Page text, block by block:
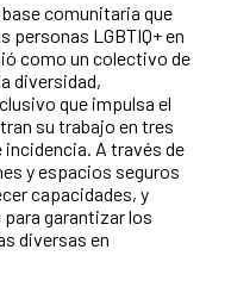
comunitaria que
personas LGBTIQ+ en
como un colectivo de
diversidad,
que impulsa el
su trabajo en tres
A través de
y espacios seguros
capacidades, y
garantizar los
diversas en